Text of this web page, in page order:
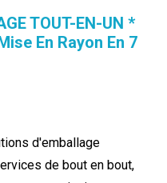
TOUT-EN-UN *
En Rayon En 7
d'emballage
de bout en bout,